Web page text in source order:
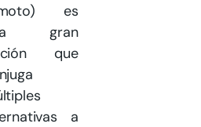
es
gran
que
a